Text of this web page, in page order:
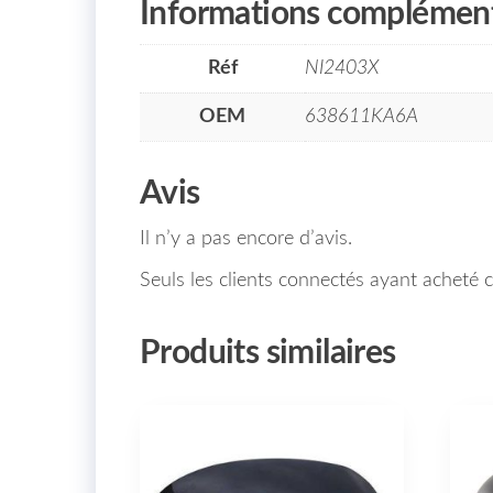
Informations
Réf NI2403X
OEM 638611KA6A
Avis
Il n’y a pas encore d’avis.
Seuls les clients connectés ayant
Produits similaires